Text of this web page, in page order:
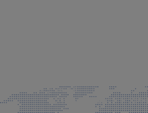
info@faeg.it
COMMERCIALE E